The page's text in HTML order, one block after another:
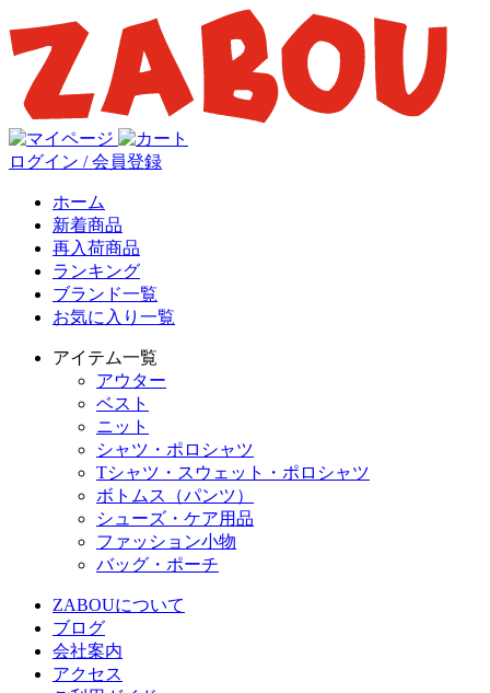
ログイン / 会員登録
ホーム
新着商品
再入荷商品
ランキング
ブランド一覧
お気に入り一覧
アイテム一覧
アウター
ベスト
ニット
シャツ・ポロシャツ
Tシャツ・スウェット・ポロシャツ
ボトムス（パンツ）
シューズ・ケア用品
ファッション小物
バッグ・ポーチ
ZABOUについて
ブログ
会社案内
アクセス